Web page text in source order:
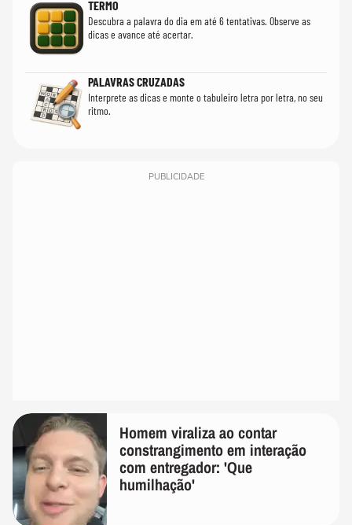
TERMO
Descubra a palavra do dia em até 6 tentativas. Observe as
dicas e avance até acertar.
PALAVRAS CRUZADAS
Interprete as dicas e monte o tabuleiro letra por letra, no seu
ritmo.
PUBLICIDADE
Homem viraliza ao contar
constrangimento em interação
com entregador: 'Que
humilhação'